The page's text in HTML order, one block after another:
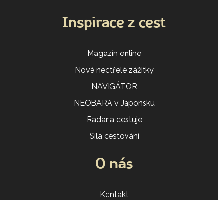
Inspirace z cest
Magazín online
Nové neotřelé zážitky
NAVIGÁTOR
NEOBARA v Japonsku
Radana cestuje
Síla cestování
O nás
Kontakt